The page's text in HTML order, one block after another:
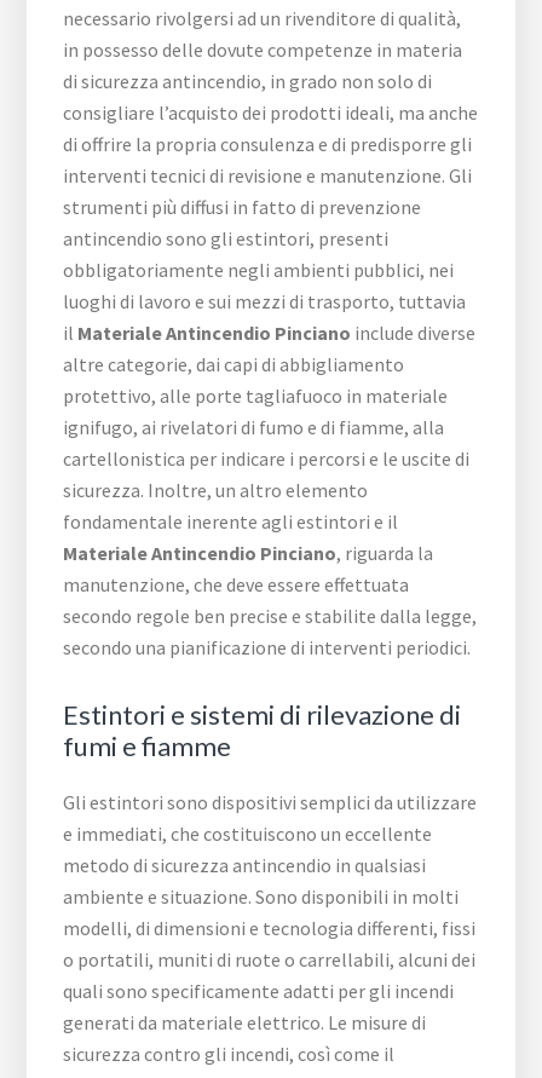
necessario rivolgersi ad un rivenditore di qualità,
in possesso delle dovute competenze in materia
di sicurezza antincendio, in grado non solo di
consigliare l’acquisto dei prodotti ideali, ma anche
di offrire la propria consulenza e di predisporre gli
interventi tecnici di revisione e manutenzione. Gli
strumenti più diffusi in fatto di prevenzione
antincendio sono gli estintori, presenti
obbligatoriamente negli ambienti pubblici, nei
luoghi di lavoro e sui mezzi di trasporto, tuttavia
il Materiale Antincendio Pinciano include diverse
altre categorie, dai capi di abbigliamento
protettivo, alle porte tagliafuoco in materiale
ignifugo, ai rivelatori di fumo e di fiamme, alla
cartellonistica per indicare i percorsi e le uscite di
sicurezza. Inoltre, un altro elemento
fondamentale inerente agli estintori e il
Materiale Antincendio Pinciano, riguarda la
manutenzione, che deve essere effettuata
secondo regole ben precise e stabilite dalla legge,
secondo una pianificazione di interventi periodici.
Estintori e sistemi di rilevazione di
fumi e fiamme
Gli estintori sono dispositivi semplici da utilizzare
e immediati, che costituiscono un eccellente
metodo di sicurezza antincendio in qualsiasi
ambiente e situazione. Sono disponibili in molti
modelli, di dimensioni e tecnologia differenti, fissi
o portatili, muniti di ruote o carrellabili, alcuni dei
quali sono specificamente adatti per gli incendi
generati da materiale elettrico. Le misure di
sicurezza contro gli incendi, così come il